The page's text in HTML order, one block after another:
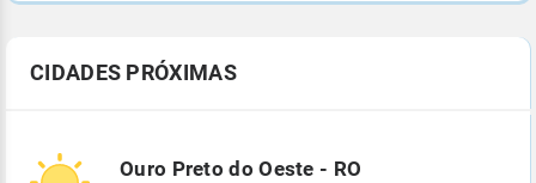
CIDADES PRÓXIMAS
Ouro Preto do Oeste - RO